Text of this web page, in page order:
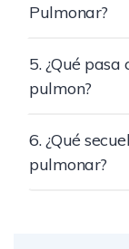
Pulmonar?
5. ¿Qué
pulmon?
6. ¿Qué
pulmonar?